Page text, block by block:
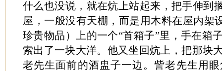
什么也没说，就在炕上站起来，把手伸到
屋，一般没有天棚，而是用木料在屋内架
珍贵物品）上的一个“首箱子”里，手在箱
索出了一块大洋。他又坐回炕上，把那块
老先生面前的酒盅子一边。訾老先生用